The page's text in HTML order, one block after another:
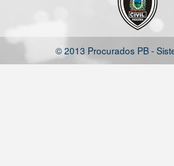
© 2013 Procurados PB -